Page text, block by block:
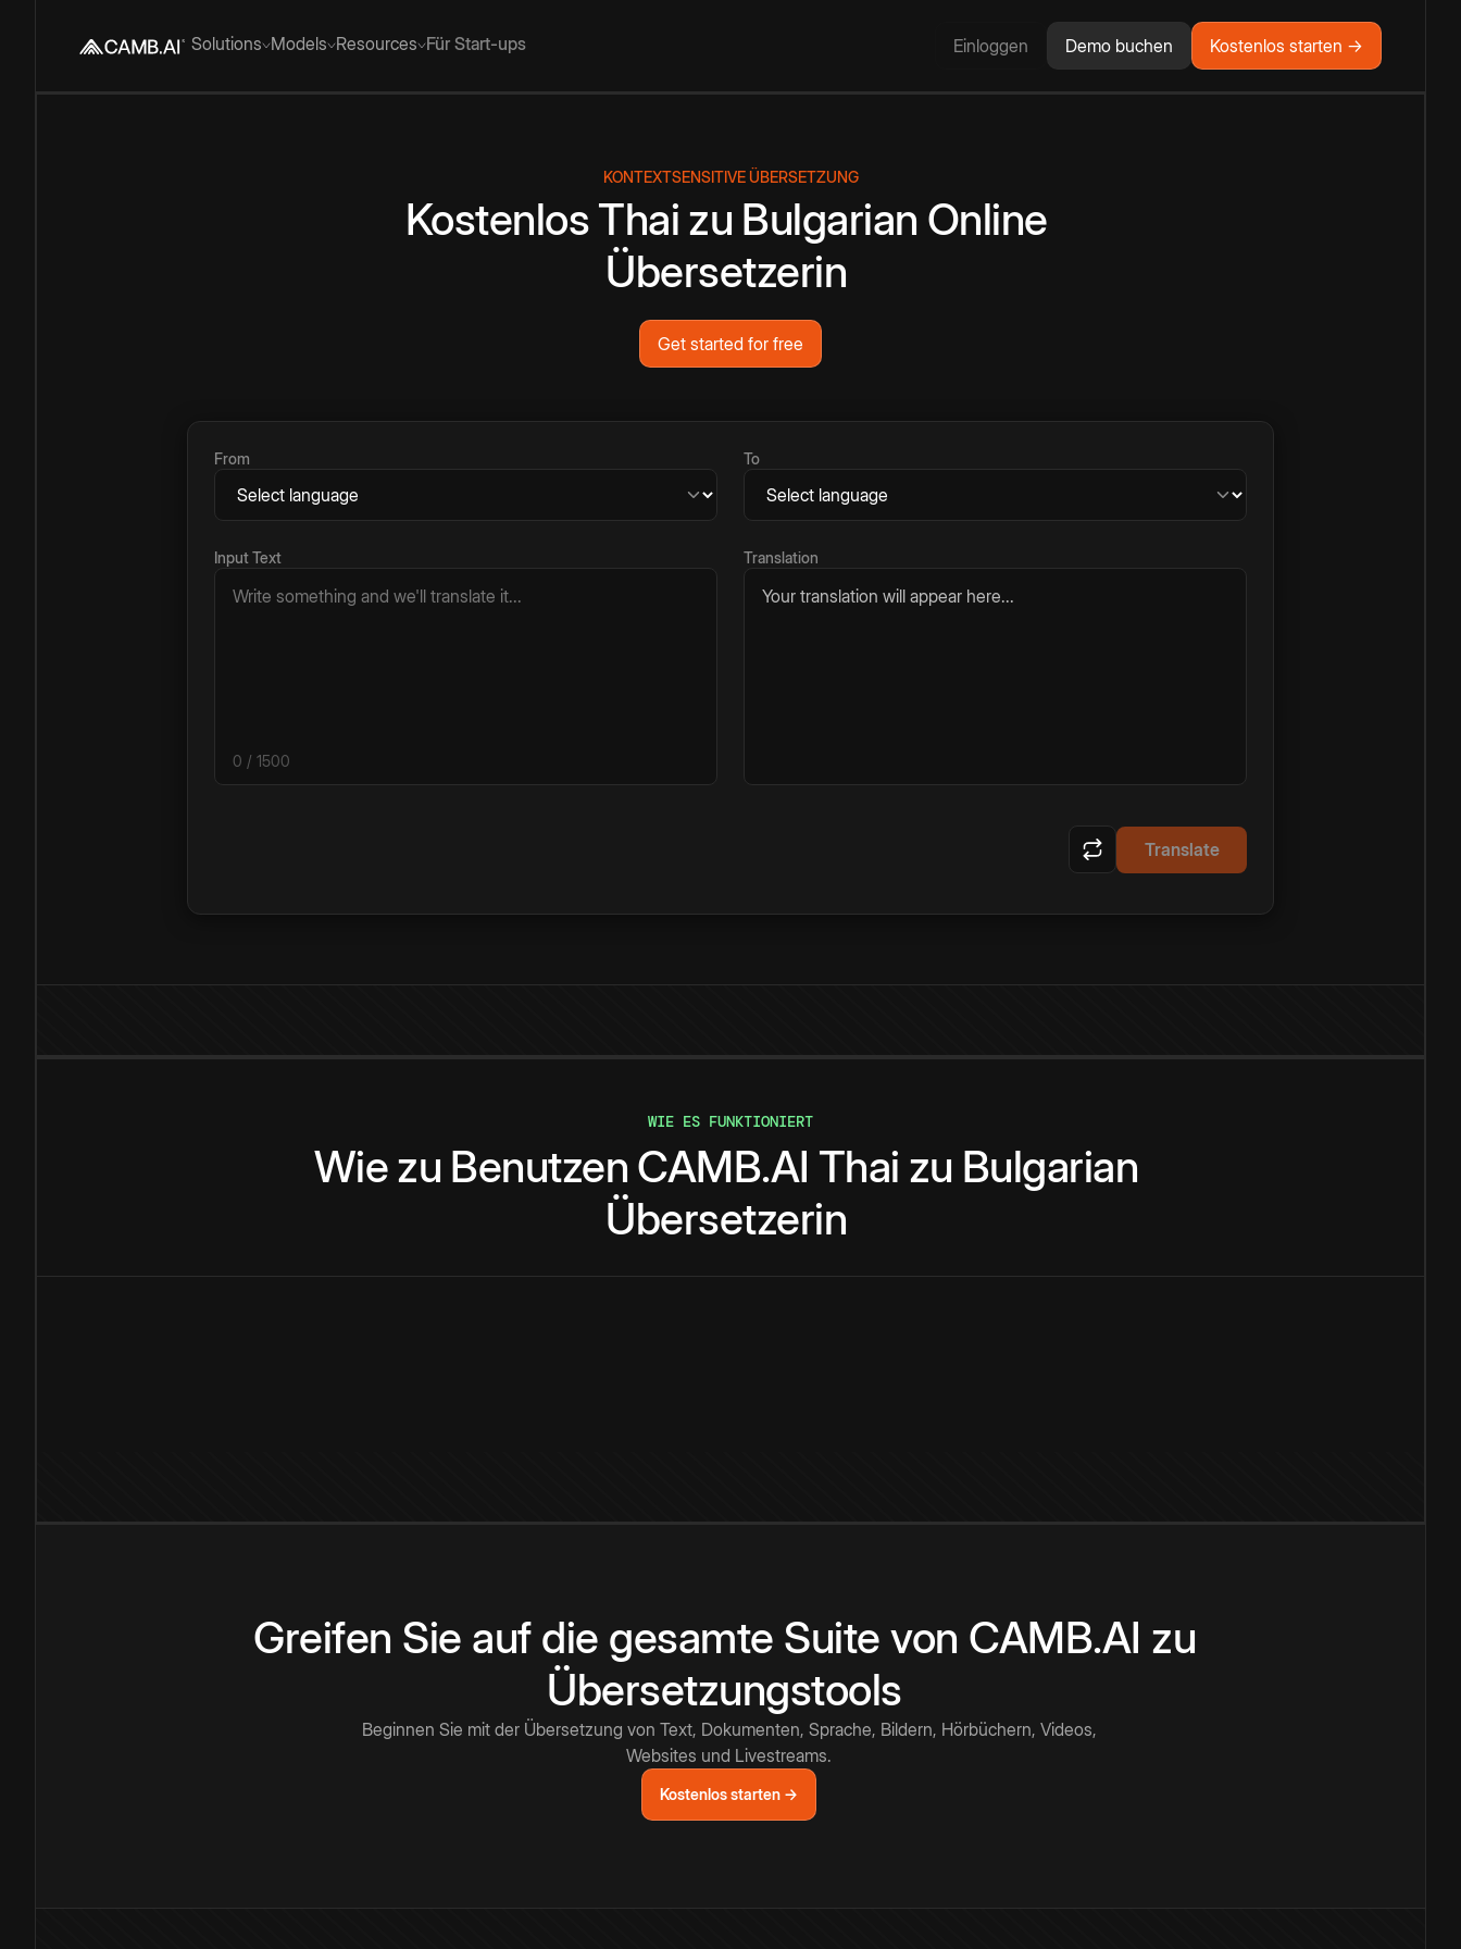
Solutions Models Resources Für Start-ups Einloggen Demo buchen Kostenlos starten →
KONTEXTSENSITIVE ÜBERSETZUNG
KostenlosThai zu Bulgarian Online
Übersetzerin
Get started for free
From To
Input Text
0 / 1500
Translation
Your translation will appear here...
Translate
WIE ES FUNKTIONIERT
Wiezu Benutzen CAMB.AI Thai zu Bulgarian
Übersetzerin
Greifen Sie auf die gesamte Suite von CAMB.AI zu
Übersetzungstools
Beginnen Sie mit der Übersetzung von Text, Dokumenten, Sprache, Bildern, Hörbüchern, Videos,
Websites und Livestreams.
Kostenlos starten →